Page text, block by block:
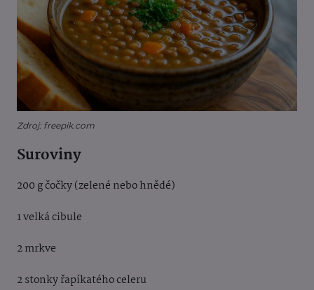
Zdroj: freepik.com
Suroviny
200 g čočky (zelené nebo hnědé)
1 velká cibule
2 mrkve
2 stonky řapíkatého celeru